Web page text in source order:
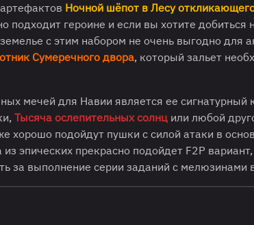
Ночной шёпот в Лесу
подходит героине и если вы хотите добиться
с этим набором не очень выгодно для
Сумеречного двора, который зальет
мечей для Навии является ее сигнатурный
Тысяча ослепительных солнц или любой
хорошо подойдут пушки с силой атаки в
из эпических прекрасно подойдет F2P вариант,
за выполнение серии заданий с мелюзинами